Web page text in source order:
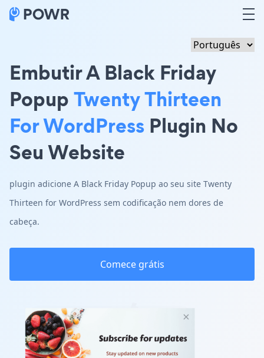
Embutir A Black Friday
PopupTwenty Thirteen
For WordPress Plugin No
Seu Website
plugin adicione A Black Friday Popup ao seu site Twenty
Thirteen for WordPress sem codificação nem dores de
cabeça.
Comece grátis